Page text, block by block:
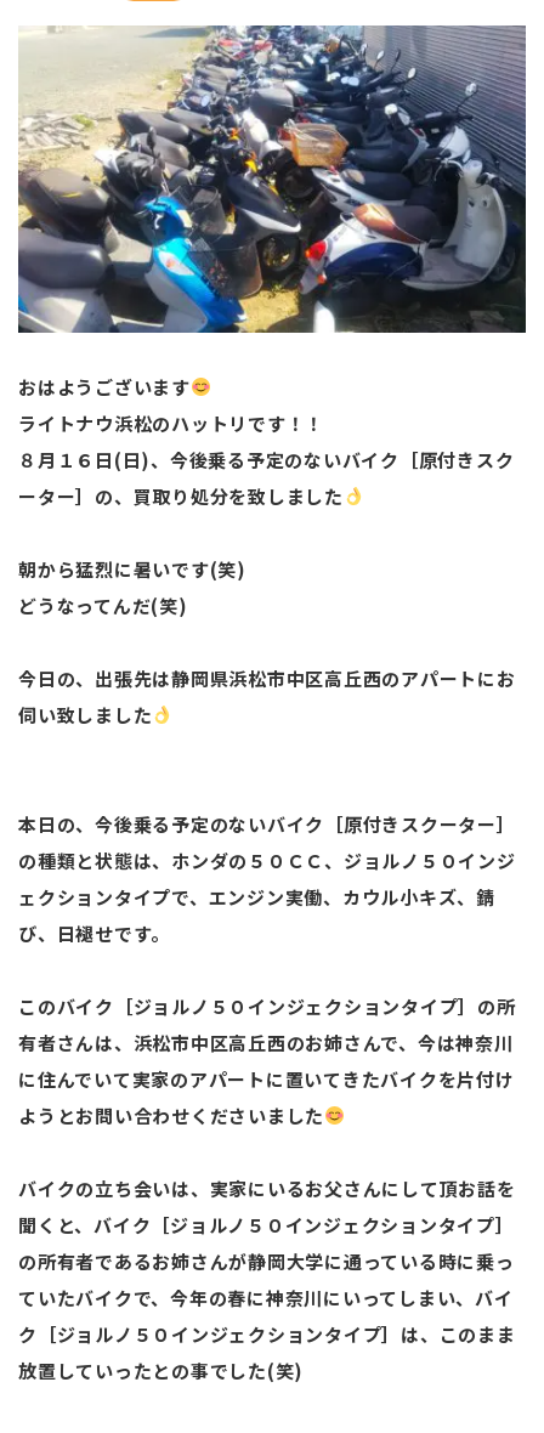
おはようございます
ライトナウ浜松のハットリです！！
８月１６日(日)、今後乗る予定のないバイク［原付きスク
ーター］の、買取り処分を致しました
朝から猛烈に暑いです(笑)
どうなってんだ(笑)
今日の、出張先は静岡県浜松市中区高丘西のアパートにお
伺い致しました
本日の、今後乗る予定のないバイク［原付きスクーター］
の種類と状態は、ホンダの５０ＣＣ、ジョルノ５０インジ
ェクションタイプで、エンジン実働、カウル小キズ、錆
び、日褪せです。
このバイク［ジョルノ５０インジェクションタイプ］の所
有者さんは、浜松市中区高丘西のお姉さんで、今は神奈川
に住んでいて実家のアパートに置いてきたバイクを片付け
ようとお問い合わせくださいました
バイクの立ち会いは、実家にいるお父さんにして頂お話を
聞くと、バイク［ジョルノ５０インジェクションタイプ］
の所有者であるお姉さんが静岡大学に通っている時に乗っ
ていたバイクで、今年の春に神奈川にいってしまい、バイ
ク［ジョルノ５０インジェクションタイプ］は、このまま
放置していったとの事でした(笑)